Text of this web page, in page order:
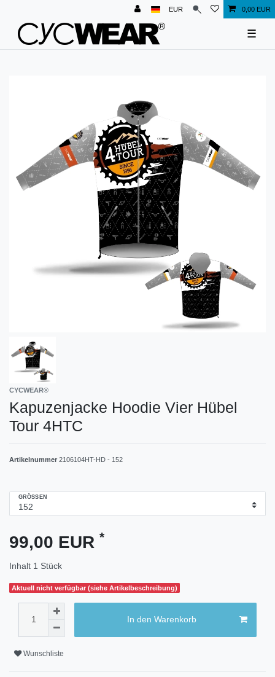
EUR 0,00 EUR
☰
CYCWEAR®
Kapuzenjacke Hoodie Vier Hübel
Tour 4HTC
Artikelnummer 2106104HT-HD - 152
GRÖSSEN
99,00 EUR *
Inhalt 1 Stück
Aktuell nicht verfügbar (siehe Artikelbeschreibung)
In den Warenkorb
Wunschliste